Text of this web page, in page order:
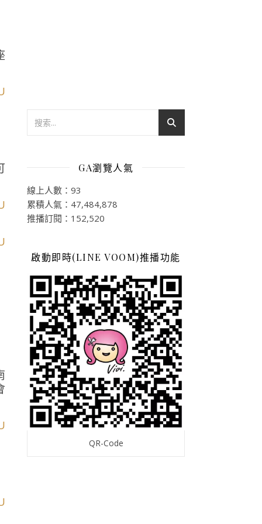
GA瀏覽人氣
線上人數：93
累積人氣：47,484,878
推播訂閱：152,520
啟動即時(LINE VOOM)推播功能
QR-Code